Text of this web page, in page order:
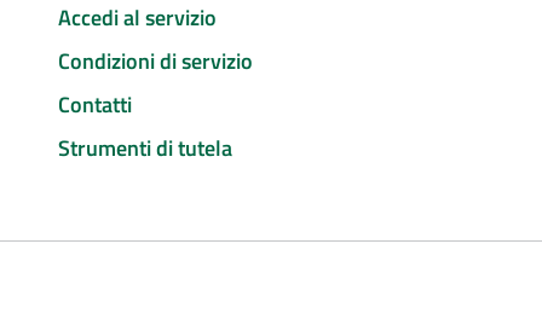
Accedi al servizio
Condizioni di servizio
Contatti
Strumenti di tutela